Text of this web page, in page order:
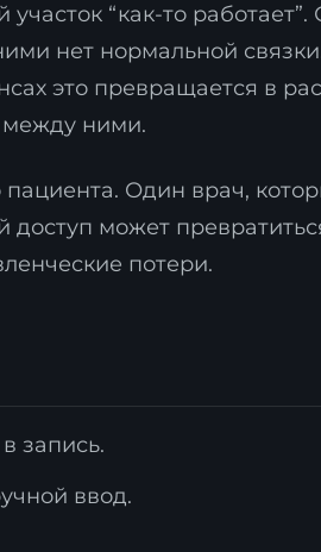
“как-то работает”.
нет нормальной
это превращается в
между ними.
Один врач,
может
потери.
запись.
ввод.